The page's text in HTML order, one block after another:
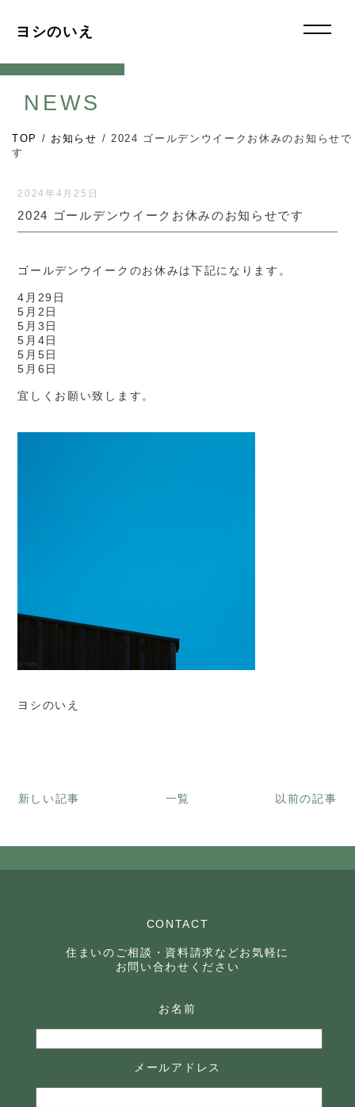
ヨシのいえ
NEWS
TOP / お知らせ / 2024 ゴールデンウイークお休みのお知らせで
す
2024年4月25日
2024 ゴールデンウイークお休みのお知らせです
ゴールデンウイークのお休みは下記になります。
4月29日
5月2日
5月3日
5月4日
5月5日
5月6日
宜しくお願い致します。
ヨシのいえ
新しい記事 一覧 以前の記事
CONTACT
住まいのご相談・資料請求などお気軽に
お問い合わせください
お名前
メールアドレス